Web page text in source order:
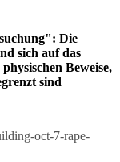
Die
sich auf das
Beweise,
sind
oct-7-rape-